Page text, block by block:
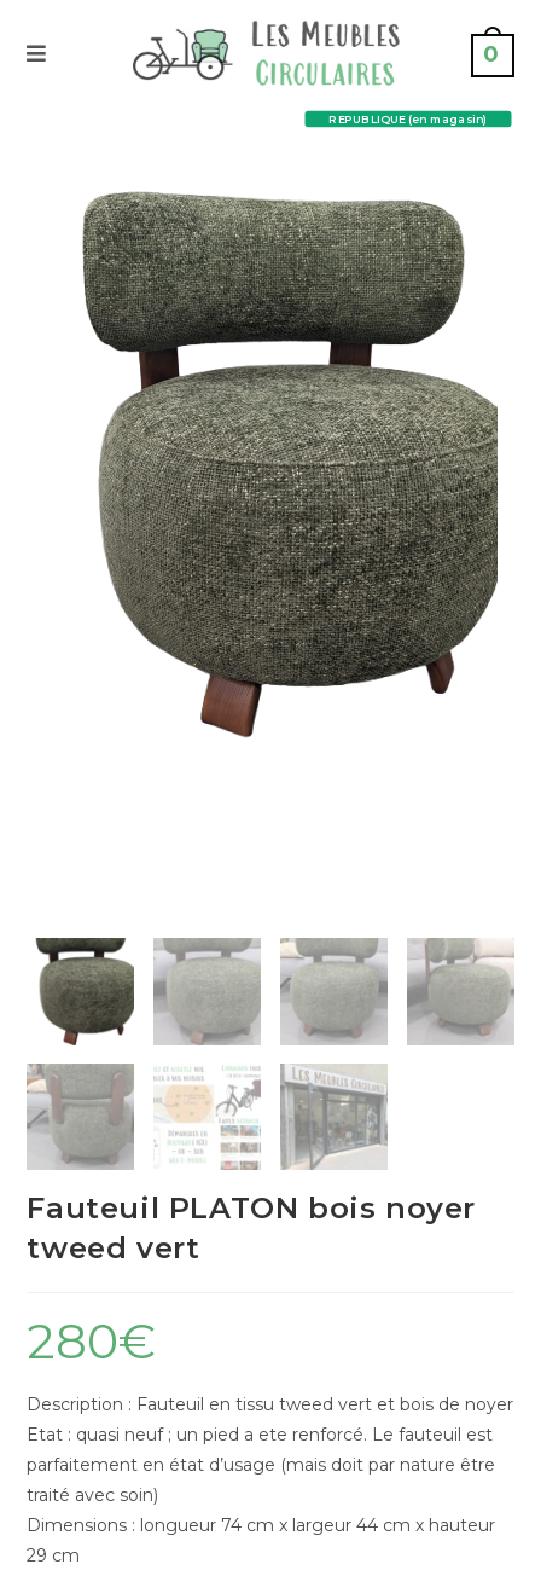
0
REPUBLIQUE (en magasin)
Fauteuil PLATON bois noyer
tweed vert
280€
Description : Fauteuil en tissu tweed vert et bois de noyer
Etat : quasi neuf ; un pied a ete renforcé. Le fauteuil est
parfaitement en état d’usage (mais doit par nature être
traité avec soin)
Dimensions : longueur 74 cm x largeur 44 cm x hauteur
29 cm